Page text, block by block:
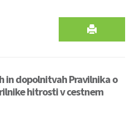
in dopolnitvah Pravilnika o
hitrosti v cestnem